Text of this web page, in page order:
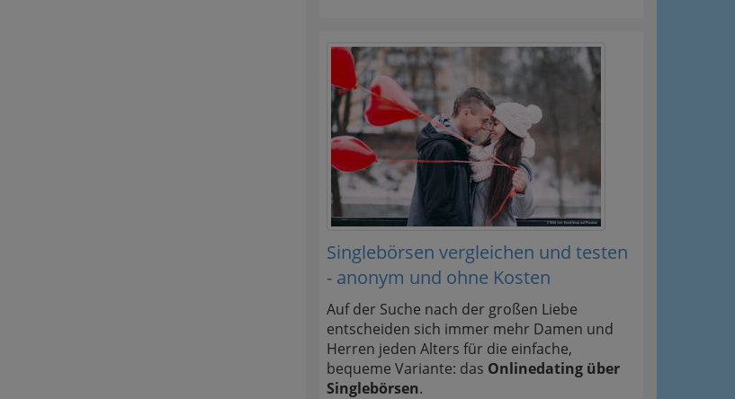
Singlebörsen vergleichen und testen
- anonym und ohne Kosten
Auf der Suche nach der großen Liebe
entscheiden sich immer mehr Damen und
Herren jeden Alters für die einfache,
bequeme Variante: das Onlinedating über
Singlebörsen.